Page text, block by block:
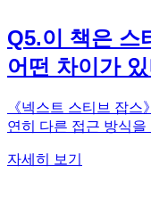
Q5.이 책은 스
어떤 차이가
《넥스트 스티브 잡
연히 다른 접근 방식
책은 1985년 애플에서
자세히 보기